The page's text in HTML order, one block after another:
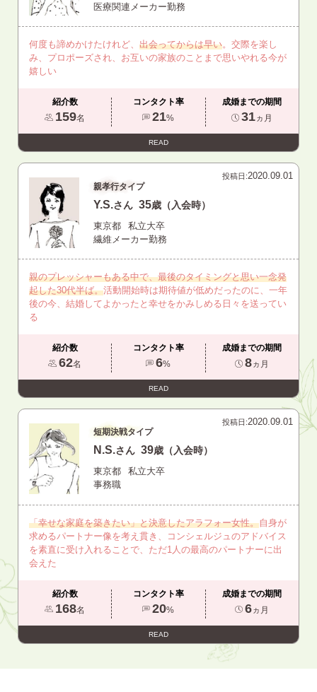
医療関連メーカー勤務
何度も諦めかけたけれど、 出会ってからは早い。交際を楽し
み、プロポーズされ、お互いの家族のことまで思いやれる今が
嬉しい
紹介数
159名
コンタクト率
21%
成婚までの期間
31ヵ月
READ
投稿日:2020.09.01
親孝行タイプ
Y.S.さん 35歳（入会時）
東京都
私立大卒
繊維メーカー勤務
親のプレッシャーもある中で、最後のタイミングと思い一念発
起した30代半ば。活動開始時は期待値が低めだったのに、一年
後の今、結婚してよかったと幸せをかみしめる日々を送ってい
る
紹介数
62名
コンタクト率
6%
成婚までの期間
8ヵ月
READ
投稿日:2020.09.01
短期決戦タイプ
N.S.さん 39歳（入会時）
東京都
私立大卒
事務職
「幸せな家庭を築きたい」と決意したアラフォー女性。自身が
求めるパートナー像を考え貫き、コンシェルジュのアドバイス
を素直に受け入れることで、ただ1人の最高のパートナーに出
会えた
紹介数
168名
コンタクト率
20%
成婚までの期間
6ヵ月
READ